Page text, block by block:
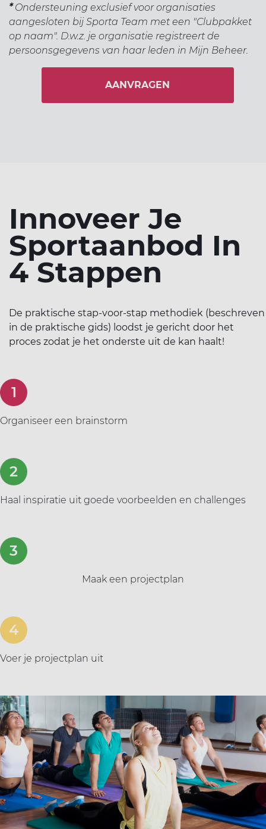
*Ondersteuning exclusief voor organisaties
aangesloten bij Sporta Team met een "Clubpakket
op naam". D.w.z. je organisatie registreert de
persoonsgegevens van haar leden in Mijn Beheer.
AANVRAGEN
Innoveer Je
Sportaanbod In
4 Stappen
De praktische stap-voor-stap methodiek (beschreven
in de praktische gids) loodst je gericht door het
proces zodat je het onderste uit de kan haalt!
Organiseer een brainstorm
Haal inspiratie uit goede voorbeelden en challenges
Maak een projectplan
Voer je projectplan uit